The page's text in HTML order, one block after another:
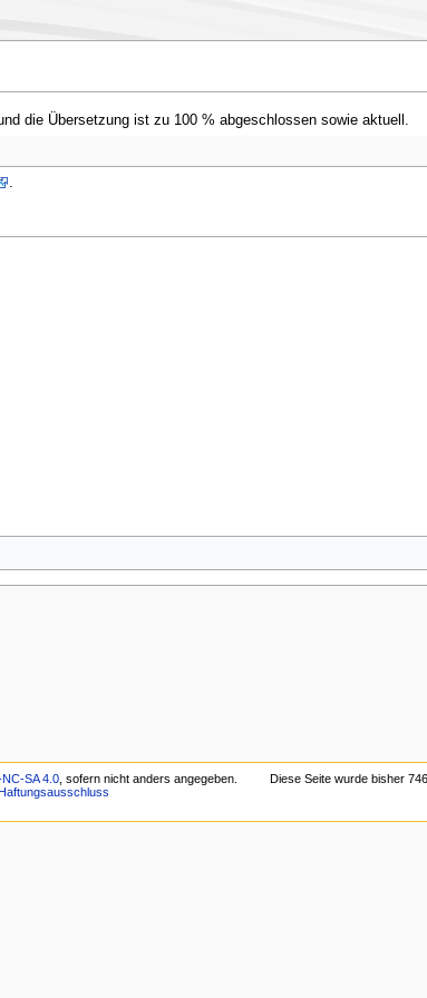
die Übersetzung ist zu 100 % abgeschlossen sowie aktuell.
.
SA 4.0, sofern nicht anders angegeben.
Diese Seite wurde bisher